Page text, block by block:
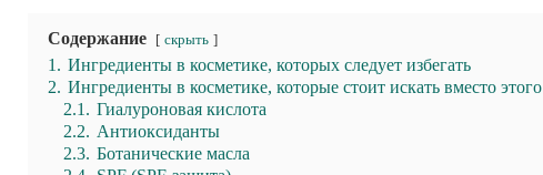
Содержание скрыть
1. Ингредиенты в косметике, которых следует избегать
2. Ингредиенты в косметике, которые стоит искать вместо этого
2.1. Гиалуроновая кислота
2.2. Антиоксиданты
2.3. Ботанические масла